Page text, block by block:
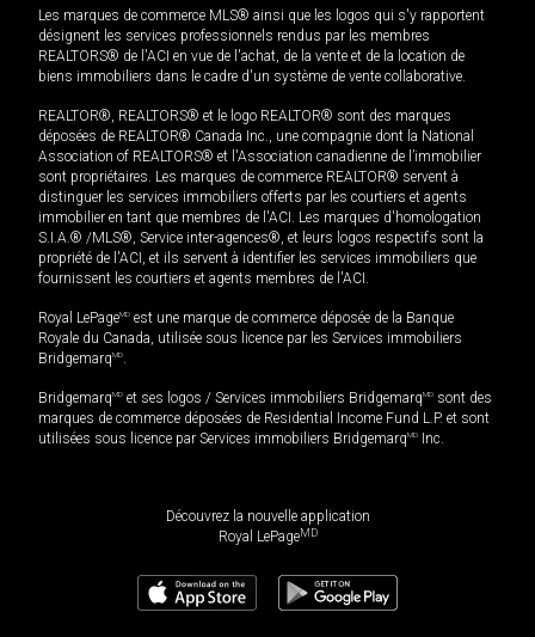
Les marques de commerce MLS® ainsi que les logos qui s'y rapportent
désignent les services professionnels rendus par les membres
REALTORS® de l'ACI en vue de l'achat, de la vente et de la location de
biens immobiliers dans le cadre d'un système de vente collaborative.
REALTOR®, REALTORS® et le logo REALTOR® sont des marques
déposées de REALTOR® Canada Inc., une compagnie dont la National
Association of REALTORS® et l'Association canadienne de l’immobilier
sont propriétaires. Les marques de commerce REALTOR® servent à
distinguer les services immobiliers offerts par les courtiers et agents
immobilier en tant que membres de l'ACI. Les marques d'homologation
S.I.A.® /MLS®, Service inter-agences®, et leurs logos respectifs sont la
propriété de l'ACI, et ils servent à identifier les services immobiliers que
fournissent les courtiers et agents membres de l'ACI.
Royal LePageMD est une marque de commerce déposée de la Banque
Royale du Canada, utilisée sous licence par les Services immobiliers
BridgemarqMD.
BridgemarqMD et ses logos / Services immobiliers BridgemarqMD sont des
marques de commerce déposées de Residential Income Fund L.P. et sont
utilisées sous licence par Services immobiliers BridgemarqMD Inc.
Découvrez la nouvelle application
Royal LePageMD